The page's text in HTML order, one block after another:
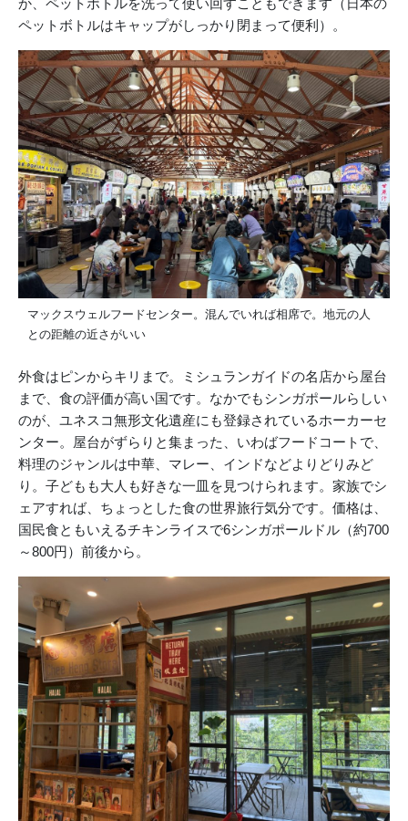
か、ペットボトルを洗って使い回すこともできます（日本の
ペットボトルはキャップがしっかり閉まって便利）。
マックスウェルフードセンター。混んでいれば相席で。地元の人
との距離の近さがいい
外食はピンからキリまで。ミシュランガイドの名店から屋台
まで、食の評価が高い国です。なかでもシンガポールらしい
のが、ユネスコ無形文化遺産にも登録されているホーカーセ
ンター。屋台がずらりと集まった、いわばフードコートで、
料理のジャンルは中華、マレー、インドなどよりどりみど
り。子どもも大人も好きな一皿を見つけられます。家族でシ
ェアすれば、ちょっとした食の世界旅行気分です。価格は、
国民食ともいえるチキンライスで6シンガポールドル（約700
～800円）前後から。